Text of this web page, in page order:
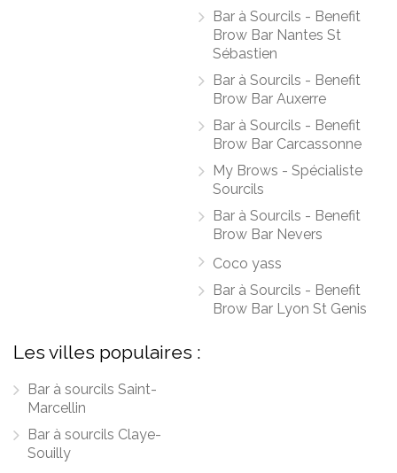
Bar à Sourcils - Benefit
Brow Bar Nantes St
Sébastien
Bar à Sourcils - Benefit
Brow Bar Auxerre
Bar à Sourcils - Benefit
Brow Bar Carcassonne
My Brows - Spécialiste
Sourcils
Bar à Sourcils - Benefit
Brow Bar Nevers
Coco yass
Bar à Sourcils - Benefit
Brow Bar Lyon St Genis
Les villes populaires :
Bar à sourcils Saint-
Marcellin
Bar à sourcils Claye-
Souilly